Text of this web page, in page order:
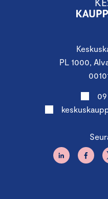
PL 1000,